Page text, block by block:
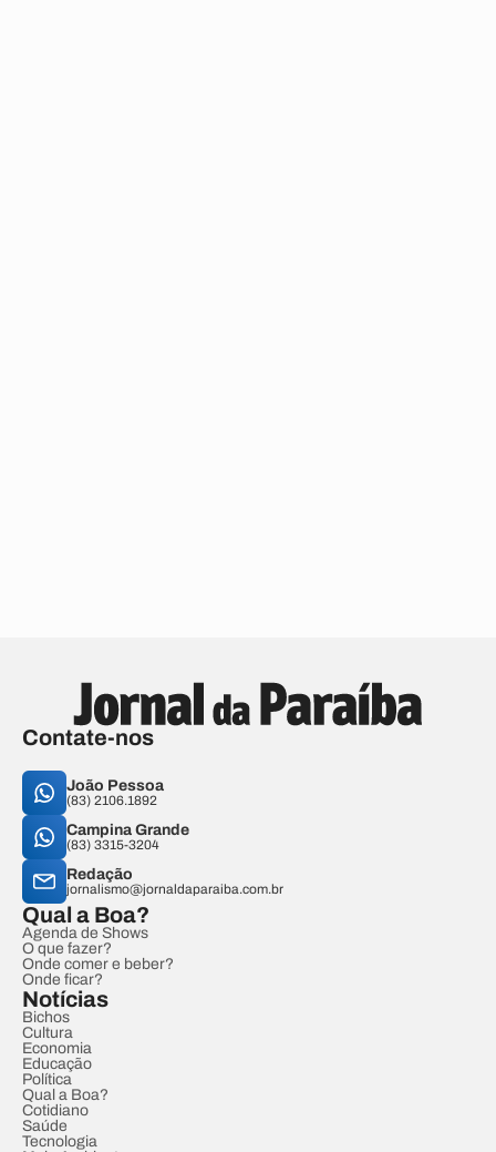
Contate-nos
João Pessoa
(83) 2106.1892
Campina Grande
(83) 3315-3204
Redação
jornalismo@jornaldaparaiba.com.br
Qual a Boa?
Agenda de Shows
O que fazer?
Onde comer e beber?
Onde ficar?
Notícias
Bichos
Cultura
Economia
Educação
Política
Qual a Boa?
Cotidiano
Saúde
Tecnologia